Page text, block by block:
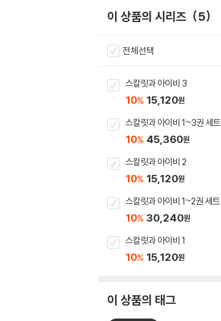
이 상품의 시리즈 5
전체선택
스칼릿과 아이비 3
10% 15,120원
스칼릿과 아이비 1~3권 세트
10% 45,360원
스칼릿과 아이비 2
10% 15,120원
스칼릿과 아이비 1~2권 세트
10% 30,240원
스칼릿과 아이비 1
10% 15,120원
이 상품의 태그